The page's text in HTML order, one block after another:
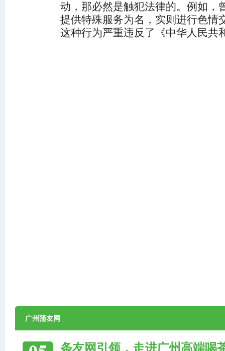
动，那必然是触犯法律的。例如，
提供特殊服务为名，实则进行色情
这种行为严重违反了《中华人民共
广州蒲友网
条友网引领，走进广州高端喝